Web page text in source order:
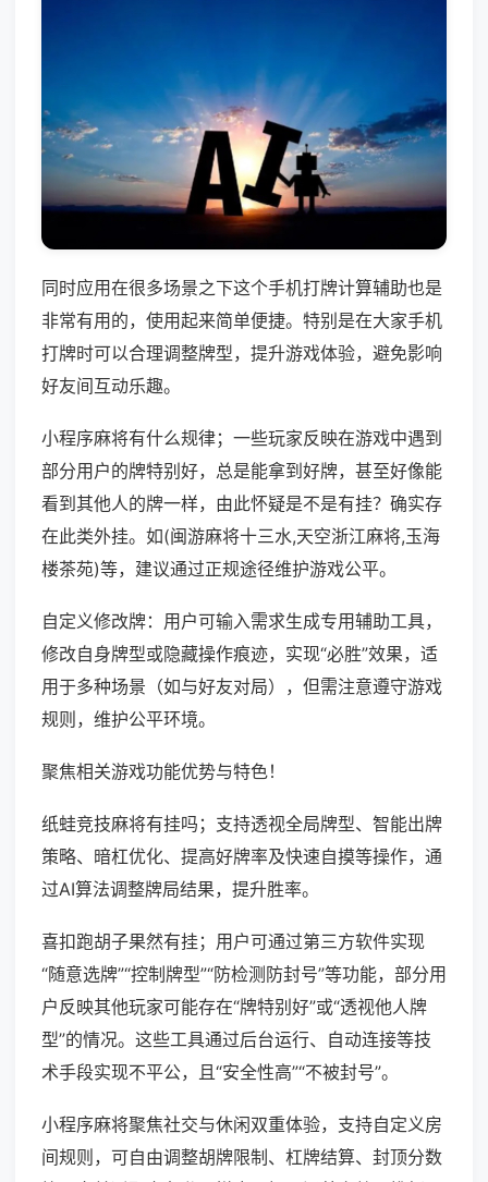
同时应用在很多场景之下这个手机打牌计算辅助也是
非常有用的，使用起来简单便捷。特别是在大家手机
打牌时可以合理调整牌型，提升游戏体验，避免影响
好友间互动乐趣。
小程序麻将有什么规律；一些玩家反映在游戏中遇到
部分用户的牌特别好，总是能拿到好牌，甚至好像能
看到其他人的牌一样，由此怀疑是不是有挂？确实存
在此类外挂。如(闽游麻将十三水,天空浙江麻将,玉海
楼茶苑)等，建议通过正规途径维护游戏公平。
自定义修改牌：用户可输入需求生成专用辅助工具，
修改自身牌型或隐藏操作痕迹，实现“必胜”效果，适
用于多种场景（如与好友对局），但需注意遵守游戏
规则，维护公平环境。
聚焦相关游戏功能优势与特色！
纸蛙竞技麻将有挂吗；支持透视全局牌型、智能出牌
策略、暗杠优化、提高好牌率及快速自摸等操作，通
过AI算法调整牌局结果，提升胜率。
喜扣跑胡子果然有挂；用户可通过第三方软件实现
“随意选牌”“控制牌型”“防检测防封号”等功能，部分用
户反映其他玩家可能存在“牌特别好”或“透视他人牌
型”的情况。这些工具通过后台运行、自动连接等技
术手段实现不平公，且“安全性高”“不被封号”。
小程序麻将聚焦社交与休闲双重体验，支持自定义房
间规则，可自由调整胡牌限制、杠牌结算、封顶分数